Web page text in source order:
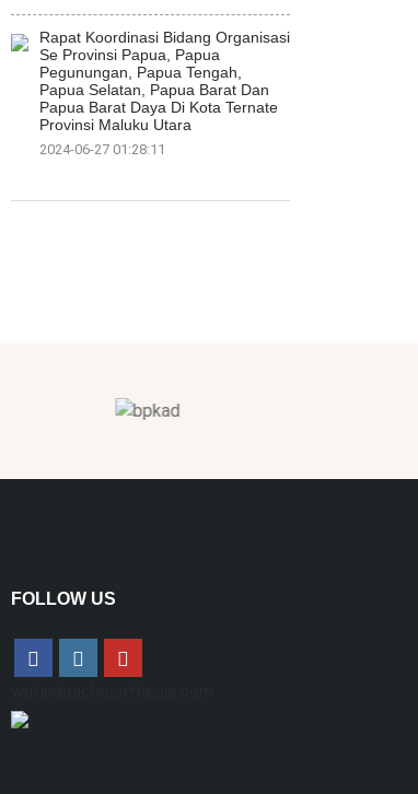
Rapat Koordinasi Bidang Organisasi
Se Provinsi Papua, Papua
Pegunungan, Papua Tengah,
Papua Selatan, Papua Barat Dan
Papua Barat Daya Di Kota Ternate
Provinsi Maluku Utara
2024-06-27 01:28:11
FOLLOW US